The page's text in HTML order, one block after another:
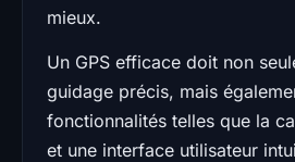
mieux.
Un GPS efficace doit non
guidage précis, mais
fonctionnalités telles que la
et une interface utilisateur